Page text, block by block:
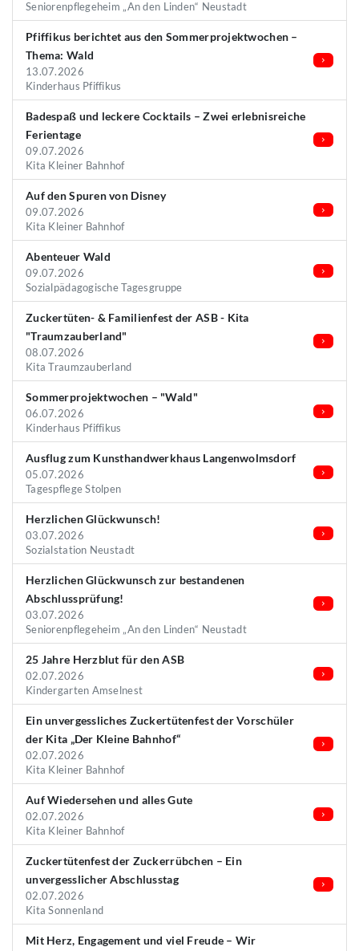
Seniorenpflegeheim „An den Linden“ Neustadt
Pfiffikus berichtet aus den Sommerprojektwochen –
Thema: Wald
13.07.2026
Kinderhaus Pfiffikus
Badespaß und leckere Cocktails – Zwei erlebnisreiche
Ferientage
09.07.2026
Kita Kleiner Bahnhof
Auf den Spuren von Disney
09.07.2026
Kita Kleiner Bahnhof
Abenteuer Wald
09.07.2026
Sozialpädagogische Tagesgruppe
Zuckertüten- & Familienfest der ASB - Kita
"Traumzauberland"
08.07.2026
Kita Traumzauberland
Sommerprojektwochen – "Wald"
06.07.2026
Kinderhaus Pfiffikus
Ausflug zum Kunsthandwerkhaus Langenwolmsdorf
05.07.2026
Tagespflege Stolpen
Herzlichen Glückwunsch!
03.07.2026
Sozialstation Neustadt
Herzlichen Glückwunsch zur bestandenen
Abschlussprüfung!
03.07.2026
Seniorenpflegeheim „An den Linden“ Neustadt
25 Jahre Herzblut für den ASB
02.07.2026
Kindergarten Amselnest
Ein unvergessliches Zuckertütenfest der Vorschüler
der Kita „Der Kleine Bahnhof“
02.07.2026
Kita Kleiner Bahnhof
Auf Wiedersehen und alles Gute
02.07.2026
Kita Kleiner Bahnhof
Zuckertütenfest der Zuckerrübchen – Ein
unvergesslicher Abschlusstag
02.07.2026
Kita Sonnenland
Mit Herz, Engagement und viel Freude – Wir